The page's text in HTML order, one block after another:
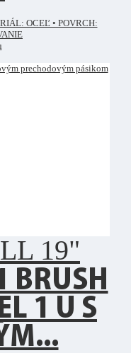
OCEĽ • POVRCH:
19"
BRUSH
1 U S